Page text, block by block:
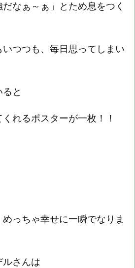
だなぁ～ぁ」とため息をつく
つつも、毎日思ってしまい
と
れるポスターが一枚！！
っちゃ幸せに一瞬でなりま
ルさんは